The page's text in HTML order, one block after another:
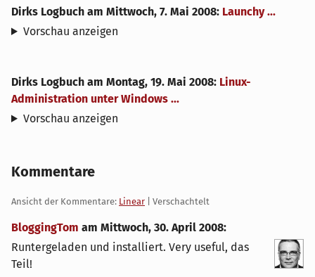
Dirks Logbuch am Mittwoch, 7. Mai 2008: Launchy ...
Vorschau anzeigen
Dirks Logbuch am Montag, 19. Mai 2008: Linux-
Administration unter Windows ...
Vorschau anzeigen
Kommentare
Ansicht der Kommentare: Linear | Verschachtelt
BloggingTom am Mittwoch, 30. April 2008:
Runtergeladen und installiert. Very useful, das
Teil!